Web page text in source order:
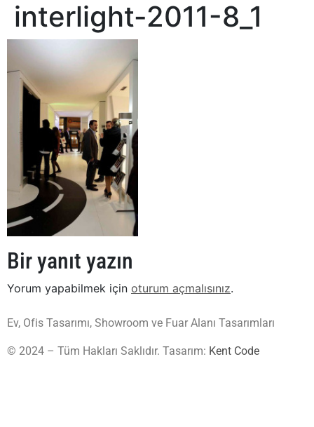
interlight-2011-8_1
Bir yanıt yazın
Yorum yapabilmek için oturum açmalısınız.
Ev, Ofis Tasarımı, Showroom ve Fuar Alanı Tasarımları
© 2024 – Tüm Hakları Saklıdır. Tasarım: Kent Code